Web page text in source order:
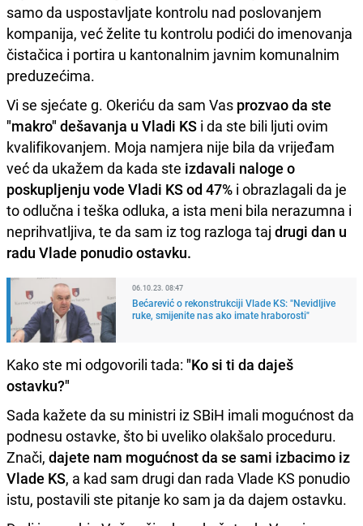
samo da uspostavljate kontrolu nad poslovanjem
kompanija, već želite tu kontrolu podići do imenovanja
čistačica i portira u kantonalnim javnim komunalnim
preduzećima.
Vi se sjećate g. Okeriću da sam Vas prozvao da ste
"makro" dešavanja u Vladi KS i da ste bili ljuti ovim
kvalifikovanjem. Moja namjera nije bila da vrijeđam
već da ukažem da kada ste izdavali naloge o
poskupljenju vode Vladi KS od 47% i obrazlagali da je
to odlučna i teška odluka, a ista meni bila nerazumna i
neprihvatljiva, te da sam iz tog razloga taj drugi dan u
radu Vlade ponudio ostavku.
06.10.23. 08:47
Bećarević o rekonstrukciji Vlade KS: "Nevidljive
ruke, smijenite nas ako imate hraborosti"
Kako ste mi odgovorili tada: "Ko si ti da daješ
ostavku?"
Sada kažete da su ministri iz SBiH imali mogućnost da
podnesu ostavke, što bi uveliko olakšalo proceduru.
Znači, dajete nam mogućnost da se sami izbacimo iz
Vlade KS, a kad sam drugi dan rada Vlade KS ponudio
istu, postavili ste pitanje ko sam ja da dajem ostavku.